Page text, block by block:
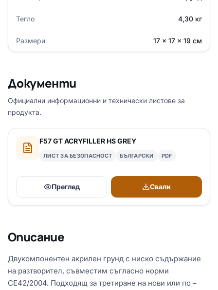
Тегло 4,30 кг
Размери 17 × 17 × 19 см
Документи
Официални информационни и технически листове за
продукта.
F57 GT ACRYFILLER HS GREY
ЛИСТ ЗА БЕЗОПАСНОСТ БЪЛГАРСКИ PDF
Преглед Свали
Описание
Двукомпонентен акрилен грунд с ниско съдържание
на разтворител, съвместим съгласно норми
CE42/2004. Подходящ за третиране на нови или по –